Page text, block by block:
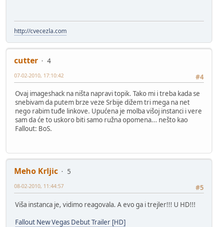
http://cvecezla.com
cutter
4
#4
07-02-2010, 17:10:42
Ovaj imageshack na ništa napravi topik. Tako mi i treba kada se
snebivam da putem brze veze Srbije dižem tri mega na net
nego rabim tuđe linkove. Upućena je molba višoj instanci i vere
sam da će to uskoro biti samo ružna opomena... nešto kao
Fallout: BoS.
Meho Krljic
5
#5
08-02-2010, 11:44:57
Viša instanca je, vidimo reagovala. A evo ga i trejler!!! U HD!!!
Fallout New Vegas Debut Trailer [HD]